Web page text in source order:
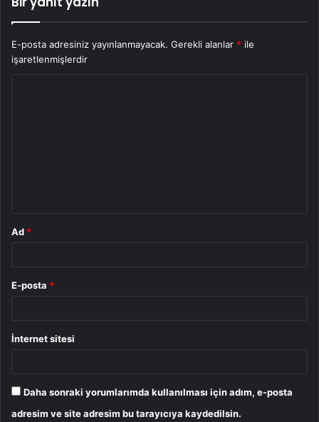
E-posta adresiniz yayınlanmayacak. Gerekli alanlar * ile
işaretlenmişlerdir
Ad *
E-posta *
İnternet sitesi
Daha sonraki yorumlarımda kullanılması için adım, e-posta
adresim ve site adresim bu tarayıcıya kaydedilsin.